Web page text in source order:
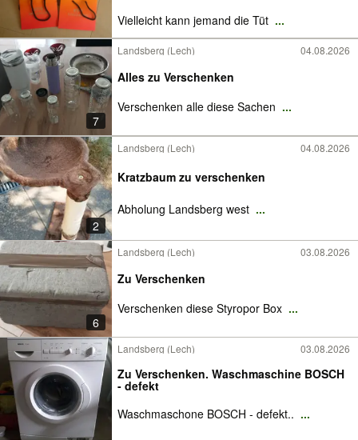
Vielleicht kann jemand die Tüt ...
7
Landsberg (Lech) 04.08.2026
Alles zu Verschenken
Verschenken alle diese Sachen ...
2
Landsberg (Lech) 04.08.2026
Kratzbaum zu verschenken
Abholung Landsberg west ...
6
Landsberg (Lech) 03.08.2026
Zu Verschenken
Verschenken diese Styropor Box ...
Landsberg (Lech) 03.08.2026
Zu Verschenken. Waschmaschine BOSCH
- defekt
Waschmaschone BOSCH - defekt.. ...